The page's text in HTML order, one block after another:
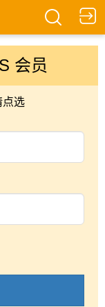
会员
点选